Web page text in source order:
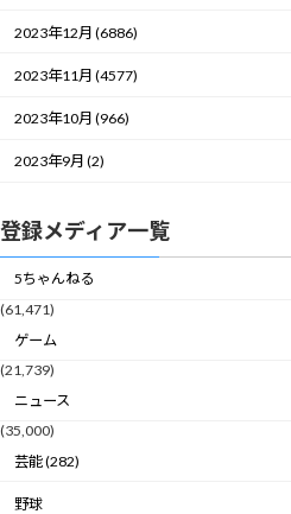
2023年12月 (6886)
2023年11月 (4577)
2023年10月 (966)
2023年9月 (2)
登録メディア一覧
5ちゃんねる
(61,471)
ゲーム
(21,739)
ニュース
(35,000)
芸能 (282)
野球